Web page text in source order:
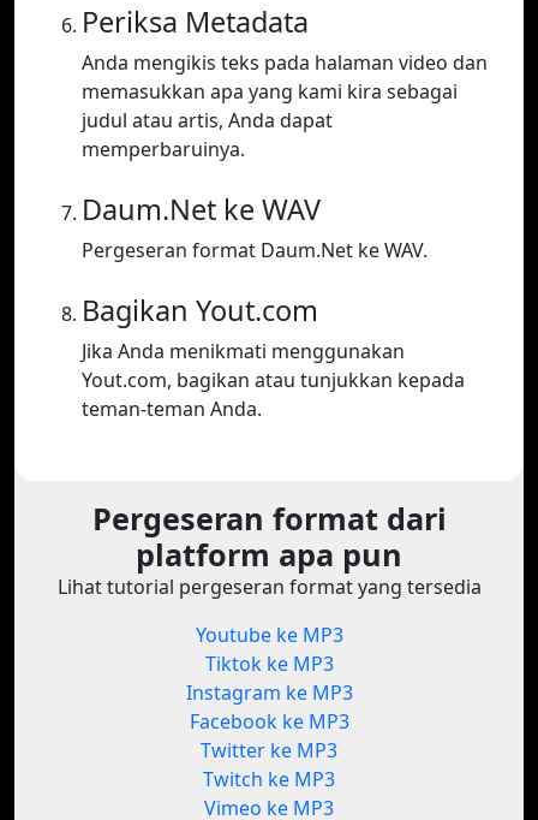
Periksa Metadata
Anda mengikis teks pada halaman video dan
memasukkan apa yang kami kira sebagai
judul atau artis, Anda dapat
memperbaruinya.
Daum.Net ke WAV
Pergeseran format Daum.Net ke WAV.
Bagikan Yout.com
Jika Anda menikmati menggunakan
Yout.com, bagikan atau tunjukkan kepada
teman-teman Anda.
Pergeseran format dari
platform apa pun
Lihat tutorial pergeseran format yang tersedia
Youtube ke MP3
Tiktok ke MP3
Instagram ke MP3
Facebook ke MP3
Twitter ke MP3
Twitch ke MP3
Vimeo ke MP3